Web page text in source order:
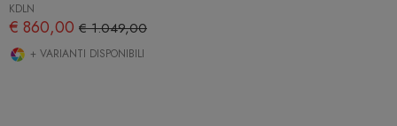
KDLN
€ 860,00 € 1.049,00
+ VARIANTI DISPONIBILI